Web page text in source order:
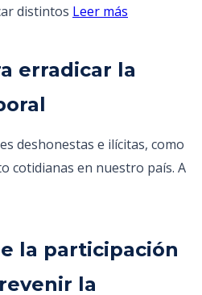
distintos Leer más
erradicar la
deshonestas e ilícitas, como
cotidianas en nuestro país. A
la participación
la